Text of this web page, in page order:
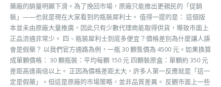
藥廠的銷量明顯下滑。為了挽回市場，原廠只能推出更親民的「促銷
裝」——也就是現在大家看到的瓶裝犀利士。 值得一提的是： 這個版
本並未由原廠大量推廣，因此只有少數代理商能取得供貨，導致市面上
正品流通非常少。 四、瓶裝犀利士到底多便宜？價格差別為什麼讓人誤
會是假藥？ 以我們官方通路為例，一瓶 30 顆售價為 4500 元。如果換算
成單顆價格： 30 顆瓶裝：平均每顆 150 元 四顆裝原盒：單顆約 350 元
差距高達兩倍以上。 正因為價格差距太大，許多人第一反應就是「這一
定是假藥」。但這是原廠的市場策略，並非品質差異。 反觀市面上一些